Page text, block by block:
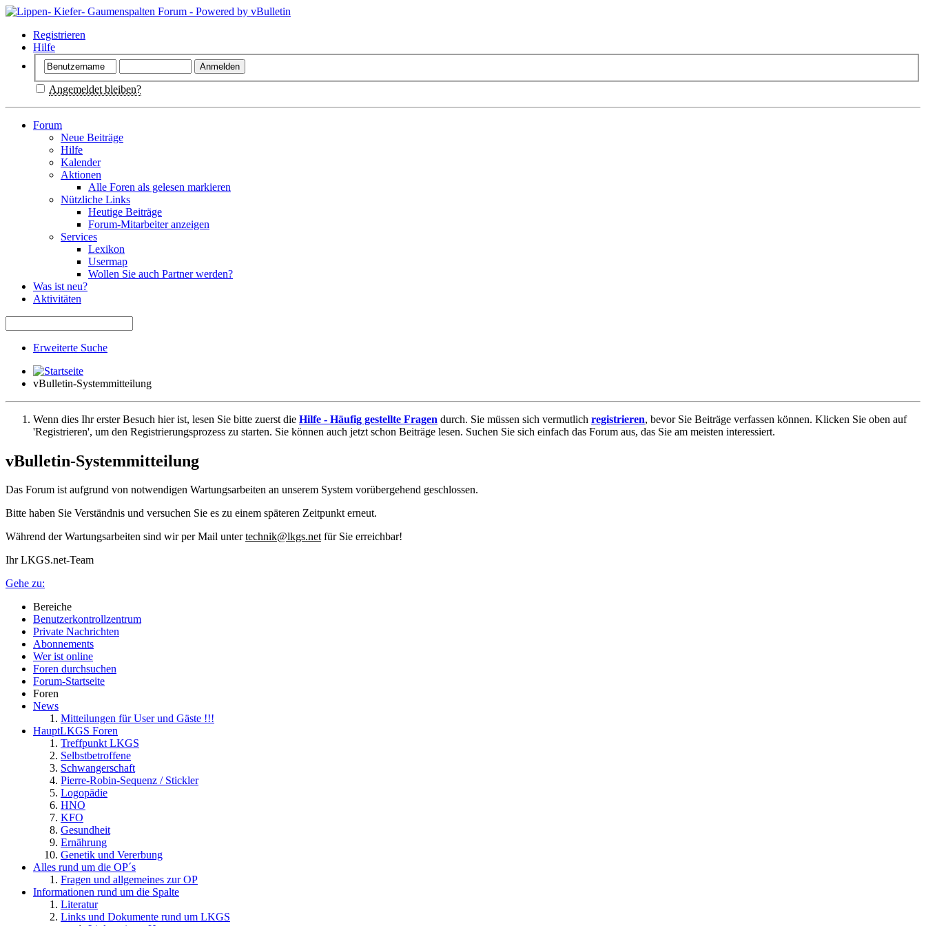
Registrieren
Hilfe
Angemeldet bleiben?
Forum
Neue Beiträge
Hilfe
Kalender
Aktionen
Alle Foren als gelesen markieren
Nützliche Links
Heutige Beiträge
Forum-Mitarbeiter anzeigen
Services
Lexikon
Usermap
Wollen Sie auch Partner werden?
Was ist neu?
Aktivitäten
Erweiterte Suche
vBulletin-Systemmitteilung
Wenn dies Ihr erster Besuch hier ist, lesen Sie bitte zuerst die Hilfe - Häufig gestellte Fragen durch. Sie müssen sich vermutlich registrieren, bevor Sie Beiträge verfassen können. Klicken Sie oben auf
'Registrieren', um den Registrierungsprozess zu starten. Sie können auch jetzt schon Beiträge lesen. Suchen Sie sich einfach das Forum aus, das Sie am meisten interessiert.
vBulletin-Systemmitteilung
Das Forum ist aufgrund von notwendigen Wartungsarbeiten an unserem System vorübergehend geschlossen.
Bitte haben Sie Verständnis und versuchen Sie es zu einem späteren Zeitpunkt erneut.
Während der Wartungsarbeiten sind wir per Mail untertechnik@lkgs.netfür Sie erreichbar!
Ihr LKGS.net-Team
Gehe zu:
Bereiche
Benutzerkontrollzentrum
Private Nachrichten
Abonnements
Wer ist online
Foren durchsuchen
Forum-Startseite
Foren
News
Mitteilungen für User und Gäste !!!
HauptLKGS Foren
Treffpunkt LKGS
Selbstbetroffene
Schwangerschaft
Pierre-Robin-Sequenz / Stickler
Logopädie
HNO
KFO
Gesundheit
Ernährung
Genetik und Vererbung
Alles rund um die OP´s
Fragen und allgemeines zur OP
Informationen rund um die Spalte
Literatur
Links und Dokumente rund um LKGS